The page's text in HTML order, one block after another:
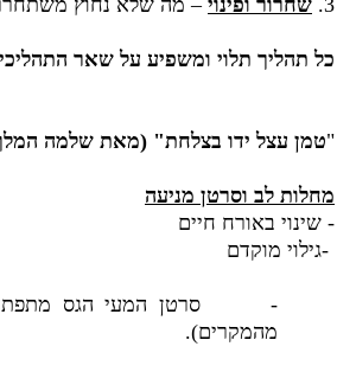
כל תהליך תלוי ומשפיע על שאר
"טמן עצל ידו בצלחת" (מאת שלמה המלך,
מחלות לב וסרטן מניעה
- שינוי באורח חיים
-גילוי מוקדם
-
מהמקרים).